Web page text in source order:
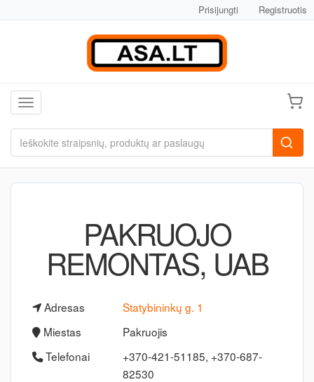
Prisijungti Registruotis
Toggle navigation
PAKRUOJO
REMONTAS, UAB
Adresas
Statybininkų g. 1
Miestas
Pakruojis
Telefonai
+370-421-51185, +370-687-
82530